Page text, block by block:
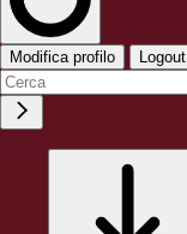
Modifica profilo Logout